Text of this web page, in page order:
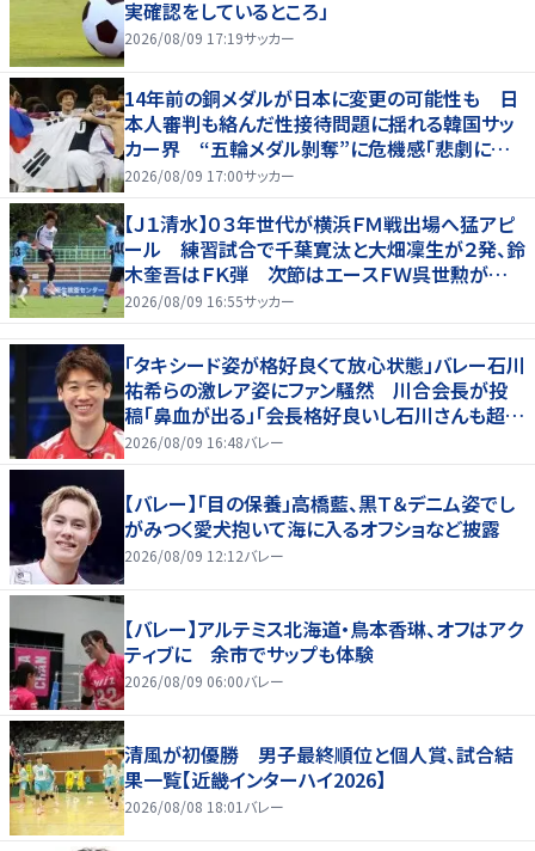
実確認をしているところ」
2026/08/09 17:19サッカー
14年前の銅メダルが日本に変更の可能性も 日
本人審判も絡んだ性接待問題に揺れる韓国サッ
カー界 “五輪メダル剝奪”に危機感「悲劇に見
舞われる」
2026/08/09 17:00サッカー
【Ｊ１清水】０３年世代が横浜ＦＭ戦出場へ猛アピ
ール 練習試合で千葉寛汰と大畑凜生が２発、鈴
木奎吾はＦＫ弾 次節はエースＦＷ呉世勲が出
場停止
2026/08/09 16:55サッカー
「タキシード姿が格好良くて放心状態」バレー石川
祐希らの激レア姿にファン騒然 川合会長が投
稿「鼻血が出る」「会長格好良いし石川さんも超格
好いい」
2026/08/09 16:48バレー
【バレー】「目の保養」高橋藍、黒Ｔ＆デニム姿でし
がみつく愛犬抱いて海に入るオフショなど披露
2026/08/09 12:12バレー
【バレー】アルテミス北海道・鳥本香琳、オフはアク
ティブに 余市でサップも体験
2026/08/09 06:00バレー
清風が初優勝 男子最終順位と個人賞、試合結
果一覧【近畿インターハイ2026】
2026/08/08 18:01 バレー